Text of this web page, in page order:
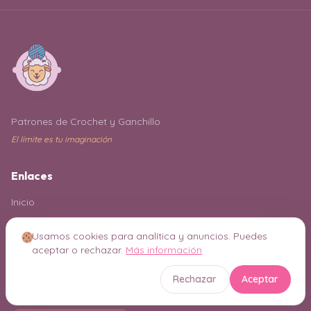
Patrones de Crochet y Ganchillo
El límite es tu imaginación
Enlaces
Inicio
Mi cuenta
Buscar
Explora todas las categorías
Usamos cookies para analítica y anuncios. Puedes
aceptar o rechazar. Más información
Rechazar Aceptar